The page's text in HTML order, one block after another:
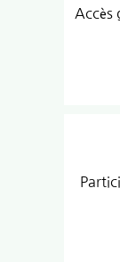
Accès